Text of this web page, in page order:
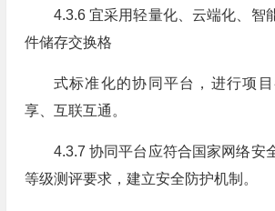
4.3.6 宜采用轻量化、云端化、智
件储存交换格
式标准化的协同平台，进行项
享、互联互通。
4.3.7 协同平台应符合国家网络安
等级测评要求，建立安全防护机制。